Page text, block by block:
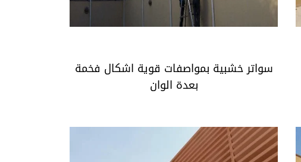
سواتر خشبية بمواصفات قوية اشكال فخمة
بعدة الوان